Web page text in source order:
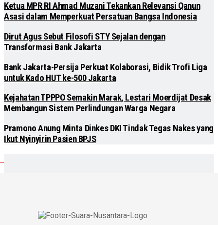
Ketua MPR RI Ahmad Muzani Tekankan Relevansi Qanun
Asasi dalam Memperkuat Persatuan Bangsa Indonesia
Dirut Agus Sebut Filosofi STY Sejalan dengan
Transformasi Bank Jakarta
Bank Jakarta-Persija Perkuat Kolaborasi, Bidik Trofi Liga
untuk Kado HUT ke-500 Jakarta
Kejahatan TPPPO Semakin Marak, Lestari Moerdijat Desak
Membangun Sistem Perlindungan Warga Negara
Pramono Anung Minta Dinkes DKI Tindak Tegas Nakes yang
Ikut Nyinyirin Pasien BPJS